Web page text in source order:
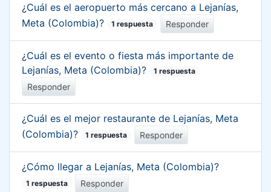
¿Cuál es el aeropuerto más cercano a Lejanías,
Meta (Colombia)?
1 respuesta Responder
¿Cuál es el evento o fiesta más importante de
Lejanías, Meta (Colombia)?
1 respuesta
Responder
¿Cuál es el mejor restaurante de Lejanías, Meta
(Colombia)?
1 respuesta Responder
¿Cómo llegar a Lejanías, Meta (Colombia)?
1 respuesta Responder